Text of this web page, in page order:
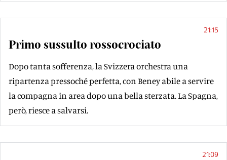
21:15
Primo sussulto rossocrociato
Dopo tanta sofferenza, la Svizzera orchestra una
ripartenza pressoché perfetta, con Beney abile a servire
la compagna in area dopo una bella sterzata. La Spagna,
però, riesce a salvarsi.
21:09